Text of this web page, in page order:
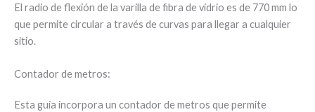
El radio de flexión de la varilla de fibra de vidrio es de 770 mm lo
que permite circular a través de curvas para llegar a cualquier
sitio.
Contador de metros:
Esta guía incorpora un contador de metros que permite